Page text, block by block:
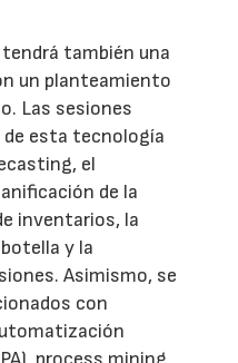
también una
un planteamiento
Las sesiones
esta tecnología
el
de la
inventarios, la
y la
Asimismo, se
con